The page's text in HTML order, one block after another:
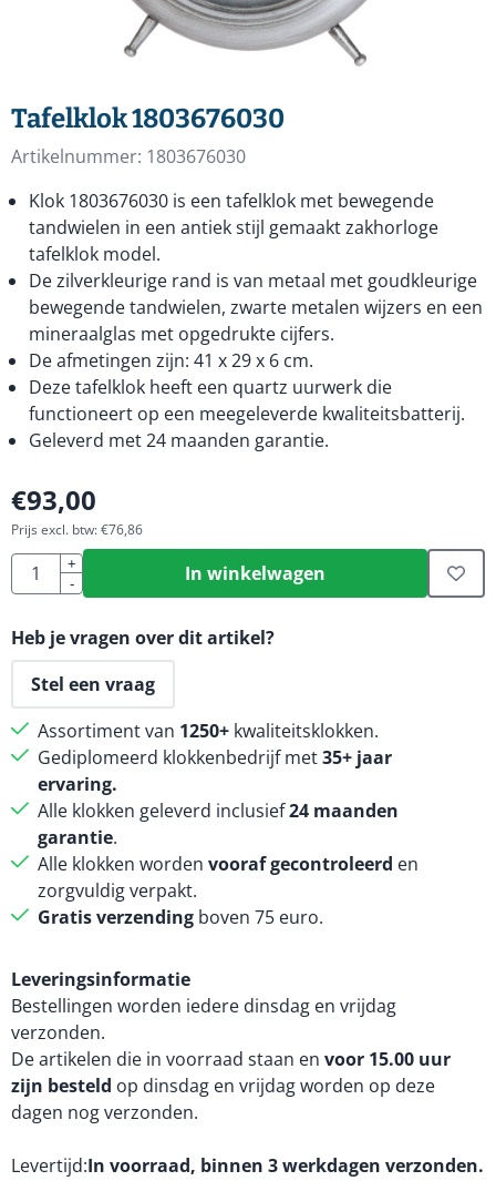
Tafelklok 1803676030
Artikelnummer: 1803676030
Klok 1803676030 is een tafelklok met bewegende
tandwielen in een antiek stijl gemaakt zakhorloge
tafelklok model.
De zilverkleurige rand is van metaal met goudkleurige
bewegende tandwielen, zwarte metalen wijzers en een
mineraalglas met opgedrukte cijfers.
De afmetingen zijn: 41 x 29 x 6 cm.
Deze tafelklok heeft een quartz uurwerk die
functioneert op een meegeleverde kwaliteitsbatterij.
Geleverd met 24 maanden garantie.
€93,00
Prijs excl. btw:€76,86
Aantal
+
-
In winkelwagen
Heb je vragen over dit artikel?
Stel een vraag
Assortiment van 1250+ kwaliteitsklokken.
Gediplomeerd klokkenbedrijf met35+ jaar
ervaring.
Alle klokken geleverd inclusief24 maanden
garantie.
Alle klokken worden vooraf gecontroleerd en
zorgvuldig verpakt.
Gratis verzending boven 75 euro.
Leveringsinformatie
Bestellingen worden iedere dinsdag en vrijdag
verzonden.
De artikelen die in voorraad staan en voor 15.00 uur
zijn besteld op dinsdag en vrijdag worden op deze
dagen nog verzonden.
Levertijd In voorraad, binnen 3 werkdagen verzonden.